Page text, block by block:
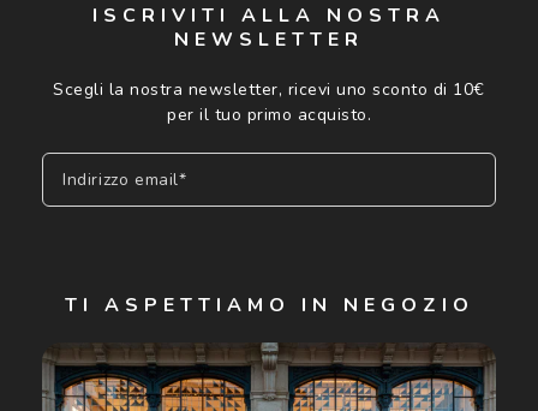
ISCRIVITI ALLA NOSTRA
NEWSLETTER
Scegli la nostra newsletter, ricevi uno sconto di 10€
per il tuo primo acquisto.
Indirizzo email*
Cliccando su "Iscriviti", confermo di avere più di 16 anni e
acconsento all'utilizzo dei miei Dati Personali da parte di
Luxottica Group S.p.A. per l'invio di offerte speciali, novità
ed altre comunicazioni di carattere pubblicitario (consultare
TI ASPETTIAMO IN NEGOZIO